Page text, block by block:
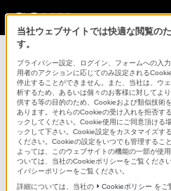
DSC-WX5
主な仕様
当社ウェブサイトでは快適な閲覧の
す。
プライバシー設定、ログイン、フォームへの入
用者のアクションに応じてのみ設定される
停止することができません。また、当社は、ウ
析するため、あるいは個々のお客様に対してよ
供する等の目的のため、Cookieおよび類似技術
あります。それらのCookieの受け入れを拒否す
ックしてください。Cookie使用にご同意頂ける
ックして下さい。Cookie設定をカスタマイズす
ください。Cookieの設定をいつでも管理するこ
よっては、このウェブサイトの機能の一部が使
ついては、当社のCookieポリシーをご覧くださ
イバシーポリシーをご覧ください。
詳細については、当社の
Cookieポリシー をご